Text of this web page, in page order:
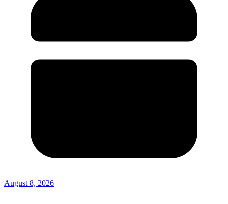
August 8, 2026